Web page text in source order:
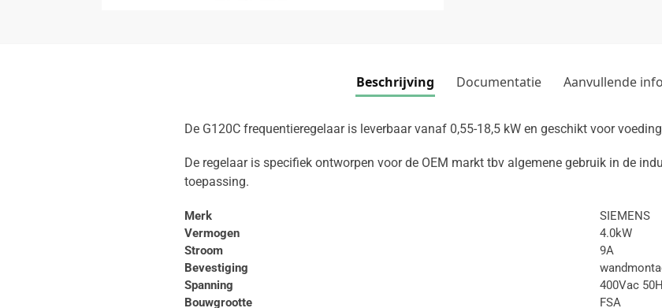
Beschrijving Documentatie Aanvullende
De G120C frequentieregelaar is leverbaar vanaf 0,55-18,5 kW en geschikt voor
De regelaar is specifiek ontworpen voor de OEM markt tbv algemene gebruik in de
toepassing.
Merk
SIEMENS
Vermogen
4.0kW
Stroom
9A
Bevestiging
Spanning
400Vac
Bouwgrootte
FSA